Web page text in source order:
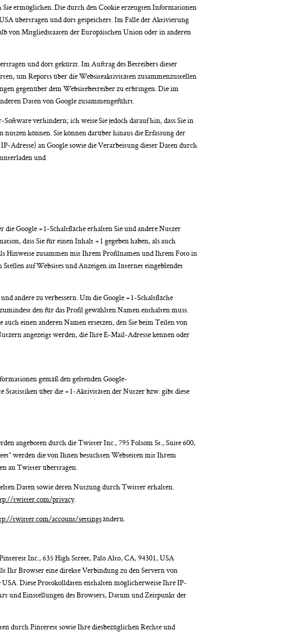
ermöglichen. Die durch den Cookie erzeugten Informationen
übertragen und dort gespeichert. Im Falle der Aktivierung
von Mitgliedstaaten der Europäischen Union oder in anderen
und dort gekürzt. Im Auftrag des Betreibers dieser
um Reports über die Websiteaktivitäten zusammenzustellen
gegenüber dem Websitebetreiber zu erbringen. Die im
Daten von Google zusammengeführt.
verhindern; ich weise Sie jedoch darauf hin, dass Sie in
können. Sie können darüber hinaus die Erfassung der
Adresse) an Google sowie die Verarbeitung dieser Daten durch
und
Google +1-Schaltfläche erhalten Sie und andere Nutzer
dass Sie für einen Inhalt +1 gegeben haben, als auch
Hinweise zusammen mit Ihrem Profilnamen und Ihrem Foto in
auf Websites und Anzeigen im Internet eingeblendet
andere zu verbessern. Um die Google +1-Schaltfläche
den für das Profil gewählten Namen enthalten muss.
einen anderen Namen ersetzen, den Sie beim Teilen von
angezeigt werden, die Ihre E-Mail-Adresse kennen oder
gemäß den geltenden Google-
Statistiken über die +1-Aktivitäten der Nutzer bzw. gibt diese
angeboten durch die Twitter Inc., 795 Folsom St., Suite 600,
werden die von Ihnen besuchten Webseiten mit Ihrem
an Twitter übertragen.
Daten sowie deren Nutzung durch Twitter erhalten.
twitter.com/privacy.
twitter.com/account/settingsändern.
Inc., 635 High Street, Palo Alto, CA, 94301, USA
Ihr Browser eine direkte Verbindung zu den Servern von
Diese Protokolldaten enthalten möglicherweise Ihre IP-
und Einstellungen des Browsers, Datum und Zeitpunkt der
durch Pinterest sowie Ihre diesbezüglichen Rechte und